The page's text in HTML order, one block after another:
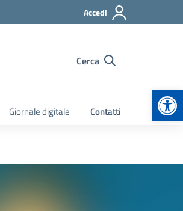
Accedi
Cerca
Giornale digitale Contatti